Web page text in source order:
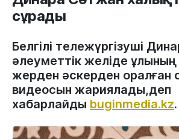
сұрады
Белгілі тележүргізуші
әлеуметтік желіде ұлының
жерден әскерден оралған
видеосын жариялады,деп
хабарлайды buginmedia.kz.